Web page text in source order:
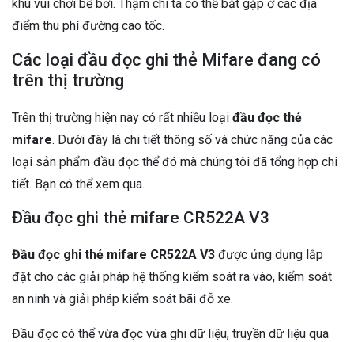
khu vui chơi bể bơi. Thậm chí ta có thể bắt gặp ở các địa
điểm thu phí đường cao tốc.
Các loại đầu đọc ghi thẻ Mifare đang có
trên thị trường
Trên thị trường hiện nay có rất nhiều loại đầu đọc thẻ
mifare. Dưới đây là chi tiết thông số và chức năng của các
loại sản phẩm đầu đọc thể đó mà chúng tôi đã tổng hợp chi
tiết. Bạn có thể xem qua.
Đầu đọc ghi thẻ mifare CR522A V3
Đầu đọc ghi thẻ mifare CR522A V3 được ứng dụng lắp
đặt cho các giải pháp hệ thống kiểm soát ra vào, kiểm soát
an ninh và giải pháp kiểm soát bãi đỗ xe.
Đầu đọc có thể vừa đọc vừa ghi dữ liệu, truyền dữ liệu qua